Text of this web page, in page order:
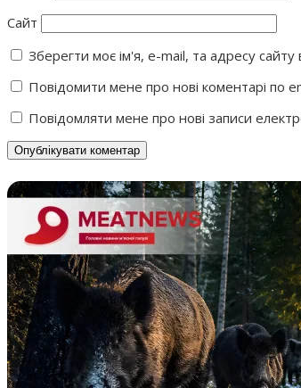
Сайт
Зберегти моє ім'я, e-mail, та адресу
Повідомити мене про нові коментарі по
Повідомляти мене про нові записи